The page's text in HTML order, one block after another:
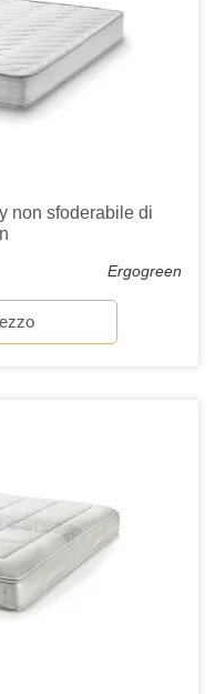
non sfoderabile di
Ergogreen